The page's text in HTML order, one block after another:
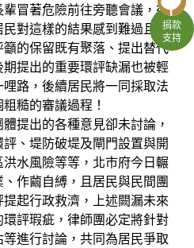
捐款
支持
冒著危險前往旁聽會議，卻
對這樣的結果感到難過且憤
的保留既有聚落、提出替代
提出的重要環評缺漏也被輕
路，後續居民將一同採取法
糙的審議過程！
提出的各種意見卻未討論，
、堤防破堤及閘門設置與開
水風險等等，北市府今日輾
作繭自縛，且居民與民間團
起行政救濟，上述闕漏未來
評瑕疵，律師團必定將針對
進行討論，共同為居民爭取